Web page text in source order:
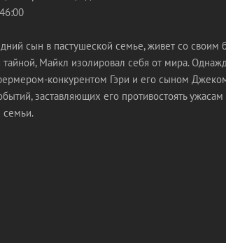
сын в пастушеской семье, живет со своим
Майкл изолировал себя от мира.
конкурентом Гэри и его сыном
заставляющих его противостоять
семьи.